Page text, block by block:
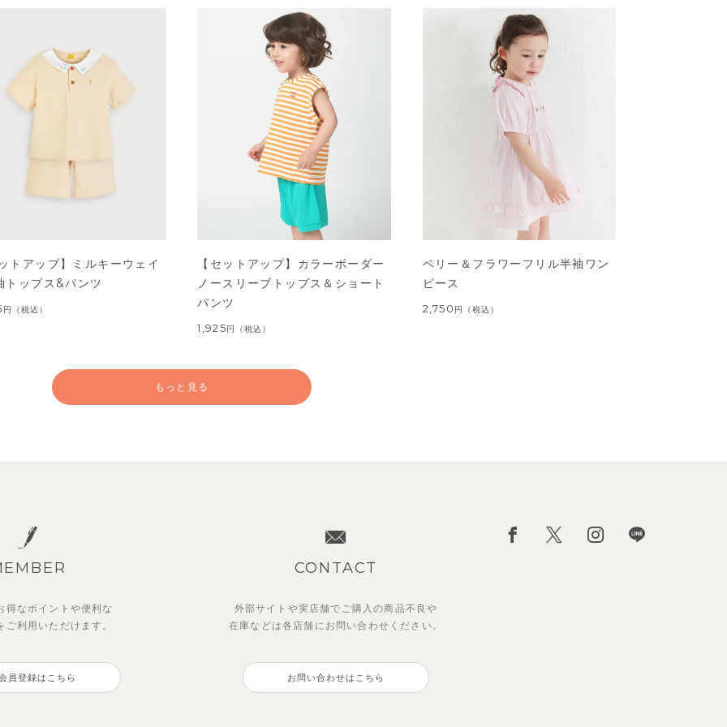
トアップ】ミルキーウェイ
トップス&パンツ
円 （税込）
【セットアップ】カラーボーダー
ノースリーブトップス＆ショート
パンツ
1,925円 （税込）
ベリー＆フラワーフリル半袖ワン
ピース
2,750 円 （税込）
半袖トップス＆ショートパ
ボンカラー幾何学柄半袖トップス
495
ダートップス&ショートパ
ボート半袖トップス&パンツ
ボーダー柄フレンチスリーブTシ
もっと見る
得なポイントや便利な
ご利用いただけます。
員登録はこちら
CONTACT
外部サイトや実店舗でご購入の商品不良や
在庫などは各店舗に お問い合わせください。
お問い合わせはこちら